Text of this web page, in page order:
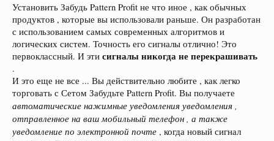
Установить Забудь Pattern Profit не что иное , как обычных
продуктов , которые вы использовали раньше. Он разработан
с использованием самых современных алгоритмов и
логических систем. Точность его сигналы отлично! Это
первоклассный. И эти сигналы никогда не перекрашивать
.
И это еще не все ... Вы действительно любите , как легко
торговать с Сетом Забудьте Pattern Profit. Вы получаете
автоматические нажимные уведомления уведомления ,
отправленное на ваш мобильный телефон , а также
уведомление по электронной почте , когда новый сигнал